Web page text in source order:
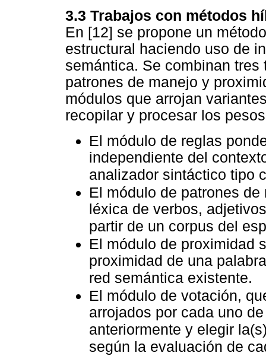
3.3 Trabajos con métodos
En [12] se propone un
estructural haciendo uso de
semántica. Se combinan
patrones de manejo y
módulos que arrojan
recopilar y procesar los
El módulo de reglas
independiente del
analizador sintáctico tipo
El módulo de patrones
léxica de verbos,
partir de un corpus del
El módulo de proximidad
proximidad de una
red semántica existente.
El módulo de votación,
arrojados por cada uno
anteriormente y elegir
según la evaluación de